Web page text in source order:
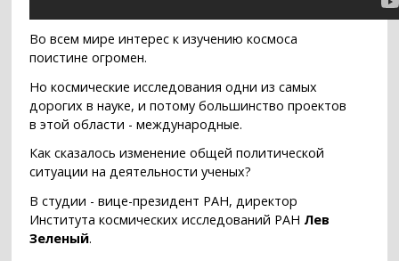
Во всем мире интерес к изучению космоса
поистине огромен.
Но космические исследования одни из самых
дорогих в науке, и потому большинство проектов
в этой области - международные.
Как сказалось изменение общей политической
ситуации на деятельности ученых?
В студии - вице-президент РАН, директор
Института космических исследований РАН Лев
Зеленый.